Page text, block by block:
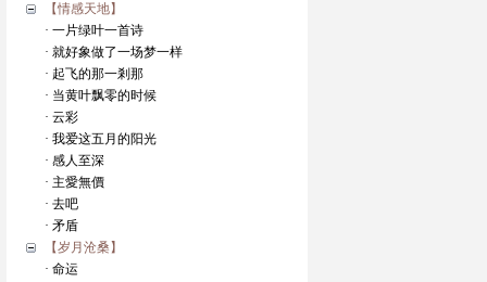
【情感天地】
· 一片绿叶一首诗
· 就好象做了一场梦一样
· 起飞的那一剎那
· 当黄叶飘零的时候
· 云彩
· 我爱这五月的阳光
· 感人至深
· 主愛無價
· 去吧
· 矛盾
【岁月沧桑】
· 命运